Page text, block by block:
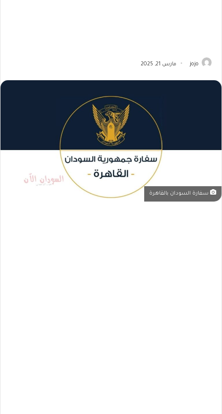
jojo مارس 21, 2025
سفارة السودان بالقاهرة